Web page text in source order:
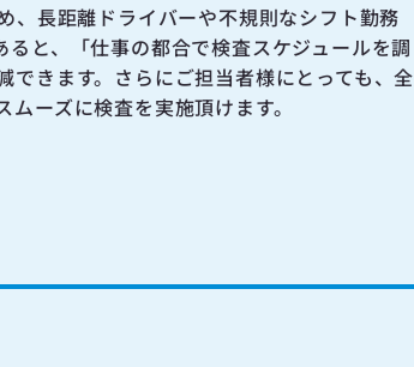
、長距離ドライバーや不規則なシフト勤務
と、「仕事の都合で検査スケジュールを調
きます。さらにご担当者様にとっても、全
ーズに検査を実施頂けます。